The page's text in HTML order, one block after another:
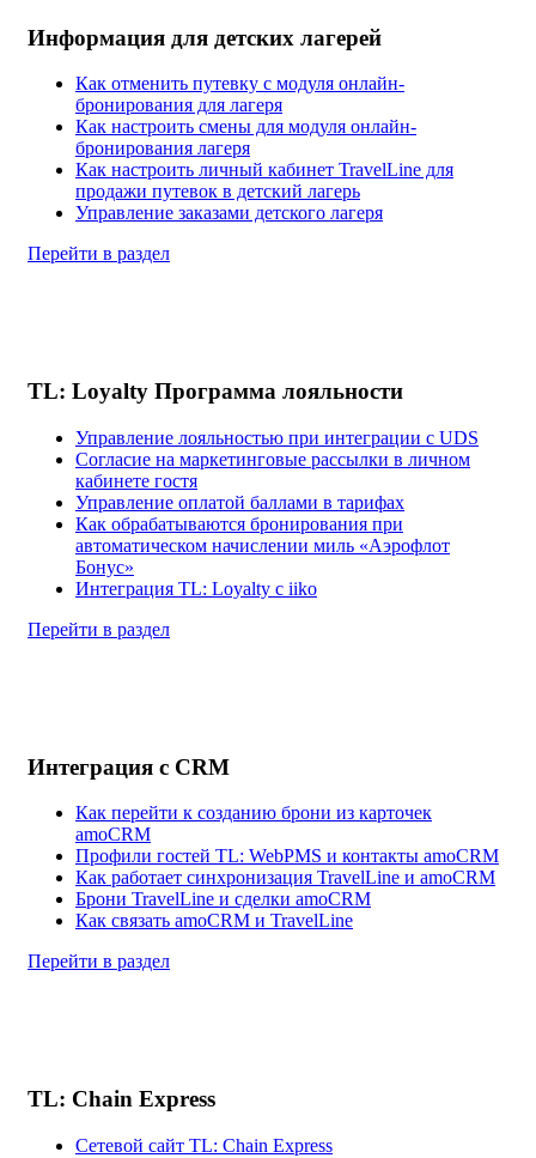
Информация для детских лагерей
Как отменить путевку с модуля онлайн-
бронирования для лагеря
Как настроить смены для модуля онлайн-
бронирования лагеря
Как настроить личный кабинет TravelLine для
продажи путевок в детский лагерь
Управление заказами детского лагеря
Перейти в раздел
TL: Loyalty Программа лояльности
Управление лояльностью при интеграции с UDS
Согласие на маркетинговые рассылки в личном
кабинете гостя
Управление оплатой баллами в тарифах
Как обрабатываются бронирования при
автоматическом начислении миль «Аэрофлот
Бонус»
Интеграция TL: Loyalty с iiko
Перейти в раздел
Интеграция с CRM
Как перейти к созданию брони из карточек
amoCRM
Профили гостей TL: WebPMS и контакты amoCRM
Как работает синхронизация TravelLine и amoCRM
Брони TravelLine и сделки amoCRM
Как связать amoCRM и TravelLine
Перейти в раздел
TL: Chain Express
Сетевой сайт TL: Chain Express